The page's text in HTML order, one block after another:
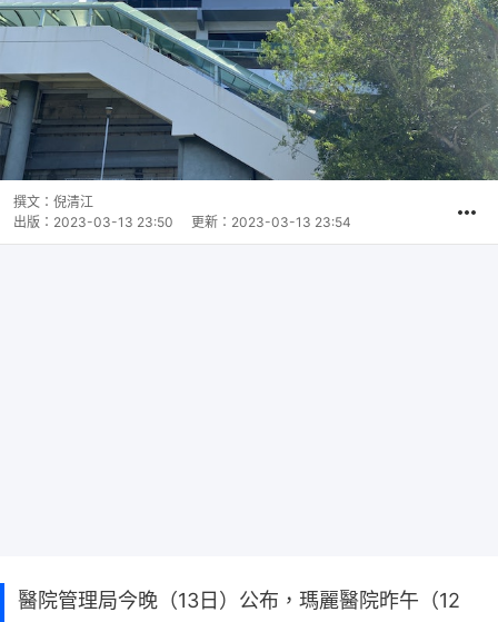
撰文： 倪清江
出版： 2023-03-13 23:50 更新： 2023-03-13 23:54
醫院管理局今晚（13日）公布，瑪麗醫院昨午（12